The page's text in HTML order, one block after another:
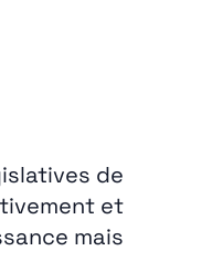
de
et
mais